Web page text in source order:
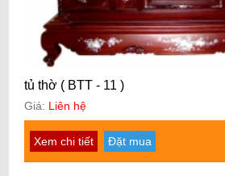
tủ thờ ( BTT - 11 )
Giá: Liên hệ
Xem chi tiết Đặt mua